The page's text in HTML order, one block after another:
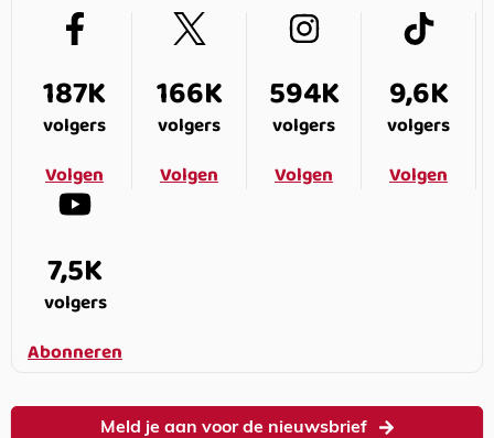
187K
volgers
Volgen
166K
volgers
Volgen
594K
volgers
Volgen
9,6K
volgers
Volgen
7,5K
volgers
Abonneren
Meld je aan voor de nieuwsbrief